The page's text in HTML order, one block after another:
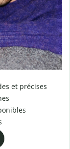
et précises